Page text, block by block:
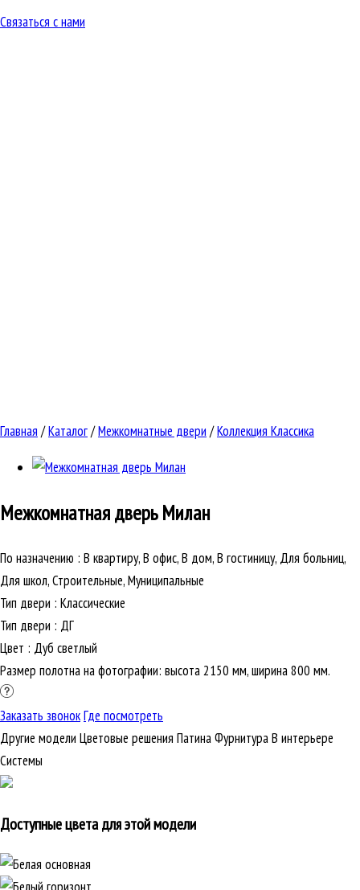
Связаться с нами
Главная /Каталог/Межкомнатные двери /Коллекция Классика
Межкомнатная дверь Милан
По назначению : В квартиру, В офис, В дом, В гостиницу, Для больниц,
Для школ, Строительные, Муниципальные
Тип двери : Классические
Тип двери : ДГ
Цвет : Дуб светлый
Размер полотна на фотографии: высота 2150 мм, ширина 800 мм.
Заказать звонокГде посмотреть
Другие модели Цветовые решения ПатинаФурнитураВ интерьере
Cистемы
Доступные цвета для этой модели